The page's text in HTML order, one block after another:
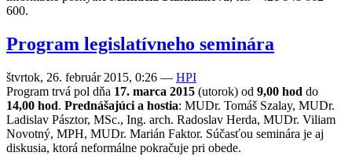
600.
Program legislatívneho seminára
štvrtok, 26. február 2015, 0:26 — HPI
Program trvá pol dňa 17. marca 2015 (utorok) od 9,00 hod do
14,00 hod. Prednášajúci a hostia: MUDr. Tomáš Szalay, MUDr.
Ladislav Pásztor, MSc., Ing. arch. Radoslav Herda, MUDr. Viliam
Novotný, MPH, MUDr. Marián Faktor. Súčasťou seminára je aj
diskusia, ktorá neformálne pokračuje pri obede.